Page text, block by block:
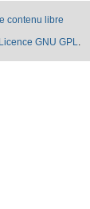
contenu libre
Licence GNU GPL.